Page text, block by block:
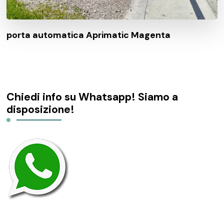
porta automatica Aprimatic Magenta
Chiedi info su Whatsapp! Siamo a
disposizione!